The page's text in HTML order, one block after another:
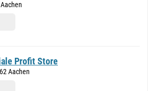
Profit Store
Aachen